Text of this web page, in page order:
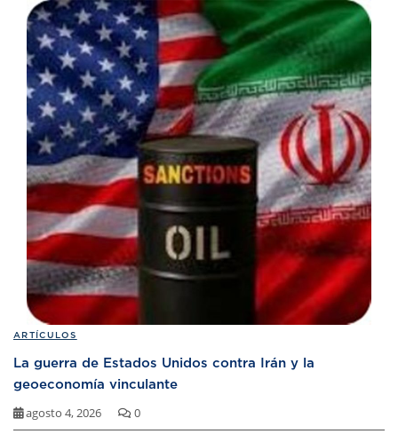
ARTÍCULOS
La guerra de Estados Unidos contra Irán y la
geoeconomía vinculante
agosto 4, 2026 0